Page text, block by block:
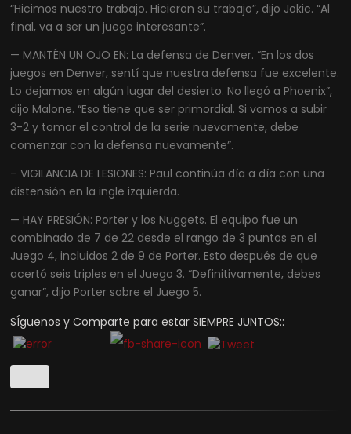
“Hicimos nuestro trabajo. Hicieron su trabajo”, dijo Jokic. “Al
final, va a ser un juego interesante”.
— MANTÉN UN OJO EN: La defensa de Denver. “En los dos
juegos en Denver, sentí que nuestra defensa fue excelente.
Lo dejamos en algún lugar del desierto. No llegó a Phoenix”,
dijo Malone. “Eso tiene que ser primordial. Si vamos a subir
3-2 y tomar el control de la serie nuevamente, debe
comenzar con la defensa nuevamente”.
– VIGILANCIA DE LESIONES: Paul continúa día a día con una
distensión en la ingle izquierda.
— HAY PRESIÓN: Porter y los Nuggets. El equipo fue un
combinado de 7 de 22 desde el rango de 3 puntos en el
Juego 4, incluidos 2 de 9 de Porter. Esto después de que
acertó seis triples en el Juego 3. “Definitivamente, debes
ganar”, dijo Porter sobre el Juego 5.
SÍguenos y Comparte para estar SIEMPRE JUNTOS::